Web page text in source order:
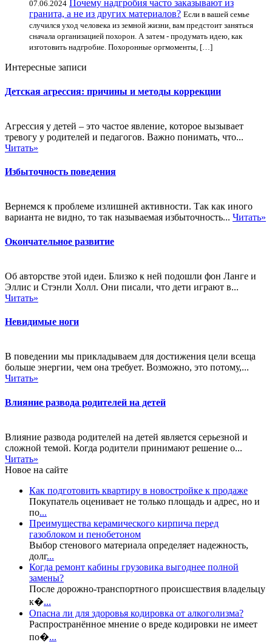
07.06.2024 Почему надгробия часто заказывают из
гранита, а не из других материалов? Если в вашей семье
случился уход человека из земной жизни, вам предстоит заняться
сначала организацией похорон. А затем - продумать идею, как
изготовить надгробие. Похоронные оргмоменты, […]
Интересные записи
Детская агрессия: причины и методы коррекции
Агрессия у детей – это частое явление, которое вызывает
тревогу у родителей и педагогов. Важно понимать, что...
Читать»
Избыточность поведения
Вернемся к проблеме излишней активности. Так как иного
варианта не видно, то так называемая избыточность... Читать»
Окончательное развитие
Об авторстве этой идеи. Близко к ней подошли фон Ланге и
Эллис и Стэнли Холл. Они писали, что дети играют в...
Читать»
Невидимые ноги
В поведении мы прикладываем для достижения цели всеща
больше энергии, чем она требует. Возможно, это потому,...
Читать»
Влияние развода родителей на детей
Влияние развода родителей на детей является серьезной и
сложной темой. Когда родители принимают решение о...
Читать»
Новое на сайте
Как подготовить квартиру в новостройке к продаже
Покупатель оценивает не только площадь и адрес, но и
по...
Преимущества керамического кирпича перед
газоблоком и пенобетоном
Выбор стенового материала определяет надежность,
долг...
Когда ремонт кабины грузовика выгоднее полной
замены?
После дорожно-транспортного происшествия владельцу
к�...
Опасна ли для здоровья кодировка от алкоголизма?
Распространённое мнение о вреде кодировки не имеет
по�...